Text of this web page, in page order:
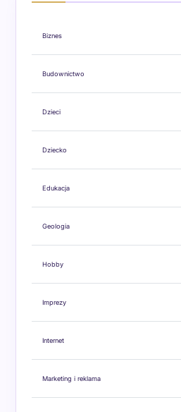
Biznes
Budownictwo
Dzieci
Dziecko
Edukacja
Geologia
Hobby
Imprezy
Internet
Marketing i reklama